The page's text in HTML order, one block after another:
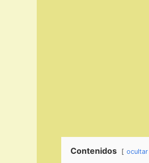
Contenidos ocultar